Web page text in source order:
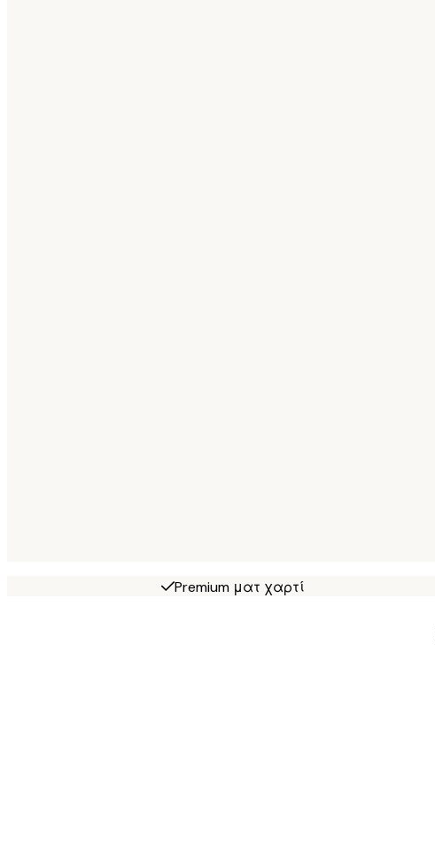
Premium ματ χαρτί